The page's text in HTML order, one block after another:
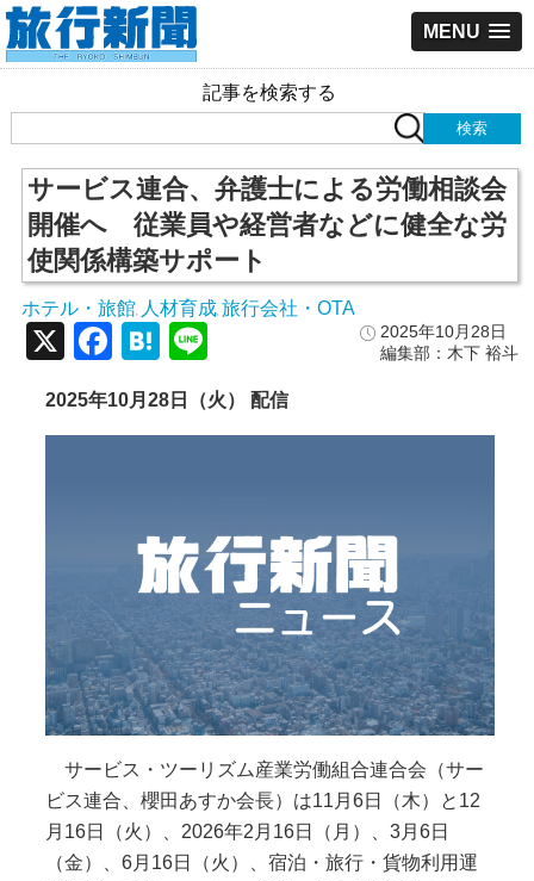
MENU
記事を検索する
サービス連合、弁護士による労働相談会
開催へ 従業員や経営者などに健全な労
使関係構築サポート
ホテル・旅館 人材育成, 旅行会社・OTA
2025年10月28日
編集部：木下 裕斗
X Facebook
Hatena
2025年10月28日（火） 配信
サービス・ツーリズム産業労働組合連合会（サー
ビス連合、櫻田あすか会長）は11月6日（木）と12
月16日（火）、2026年2月16日（月）、3月6日
（金）、6月16日（火）、宿泊・旅行・貨物利用運